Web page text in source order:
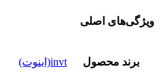
ویژگی‌های اصلی
برند محصول invt(اینوت)